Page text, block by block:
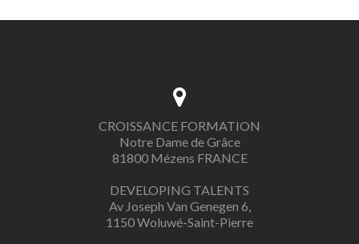
CROISSANCE FORMATION
Notre Dame de Grâce
81800 Mézens FRANCE
DEVELOPING TALENTS
Av Joseph Van Genegen 6,
1150 Woluwé-Saint-Pierre